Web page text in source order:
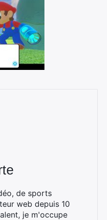
de sports
web depuis 10
je m'occupe